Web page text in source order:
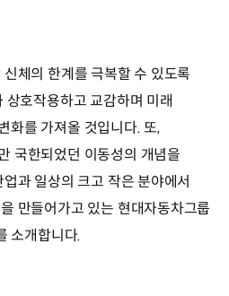
체의 한계를 극복할 수 있도록
상호작용하고 교감하며 미래
화를 가져올 것입니다. 또,
국한되었던 이동성의 개념을
과 일상의 크고 작은 분야에서
만들어가고 있는 현대자동차그룹
소개합니다.